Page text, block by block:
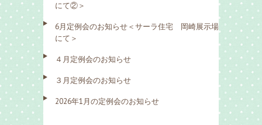
にて②＞
6月定例会のお知らせ＜サーラ住宅 岡崎展示場
にて＞
４月定例会のお知らせ
３月定例会のお知らせ
2026年1月の定例会のお知らせ